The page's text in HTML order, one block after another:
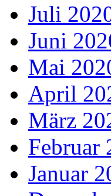
Juli
Juni
Mai
April
März
Februar
Januar